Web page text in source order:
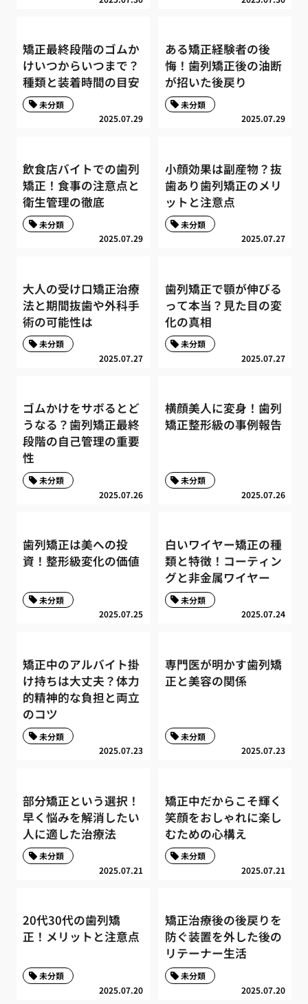
矯正最終段階のゴムか
けいつからいつまで？
種類と装着時間の目安
2025.07.29
未分類
ある矯正経験者の後
悔！歯列矯正後の油断
が招いた後戻り
2025.07.29
未分類
飲食店バイトでの歯列
矯正！食事の注意点と
衛生管理の徹底
2025.07.29
未分類
小顔効果は副産物？抜
歯あり歯列矯正のメリ
ットと注意点
2025.07.27
未分類
大人の受け口矯正治療
法と期間抜歯や外科手
術の可能性は
2025.07.27
未分類
歯列矯正で顎が伸びる
って本当？見た目の変
化の真相
2025.07.27
未分類
ゴムかけをサボるとど
うなる？歯列矯正最終
段階の自己管理の重要
性
2025.07.26
未分類
横顔美人に変身！歯列
矯正整形級の事例報告
2025.07.26
未分類
歯列矯正は美への投
資！整形級変化の価値
2025.07.25
未分類
白いワイヤー矯正の種
類と特徴！コーティン
グと非金属ワイヤー
2025.07.24
未分類
矯正中のアルバイト掛
け持ちは大丈夫？体力
的精神的な負担と両立
のコツ
2025.07.23
未分類
専門医が明かす歯列矯
正と美容の関係
2025.07.23
未分類
部分矯正という選択！
早く悩みを解消したい
人に適した治療法
2025.07.21
未分類
矯正中だからこそ輝く
笑顔をおしゃれに楽し
むための心構え
2025.07.21
未分類
20代30代の歯列矯
正！メリットと注意点
2025.07.20
未分類
矯正治療後の後戻りを
防ぐ装置を外した後の
リテーナー生活
2025.07.20
未分類